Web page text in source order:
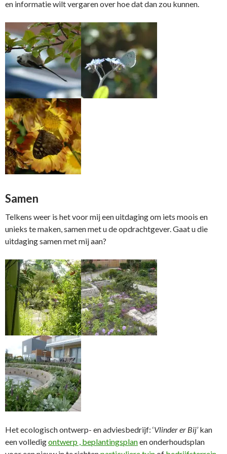
en informatie wilt vergaren over hoe dat dan zou kunnen.
Samen
Telkens weer is het voor mij een uitdaging om iets moois en
unieks te maken, samen met u de opdrachtgever. Gaat u die
uitdaging samen met mij aan?
Het ecologisch ontwerp- en adviesbedrijf: ‘Vlinder er Bij’kan
een volledigontwerp , beplantingsplanen onderhoudsplan